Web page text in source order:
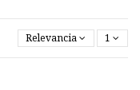
Relevancia 1